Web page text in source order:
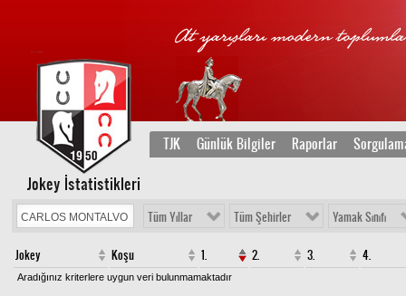
TJK Günlük Bilgiler Raporlar
Jokey İstatistikleri
Tüm Yıllar Tüm Şehirler Yamak Sınıfı
Jokey Koşu 1. 2. 3. 4.
Aradığınız kriterlere uygun veri bulunmamaktadır